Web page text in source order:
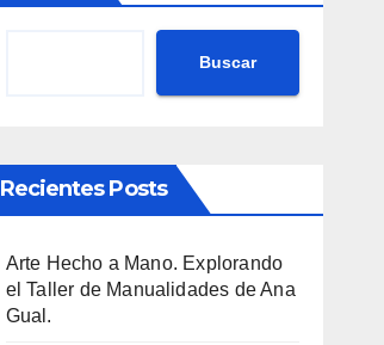
Buscar
Recientes Posts
Arte Hecho a Mano. Explorando
el Taller de Manualidades de Ana
Gual.